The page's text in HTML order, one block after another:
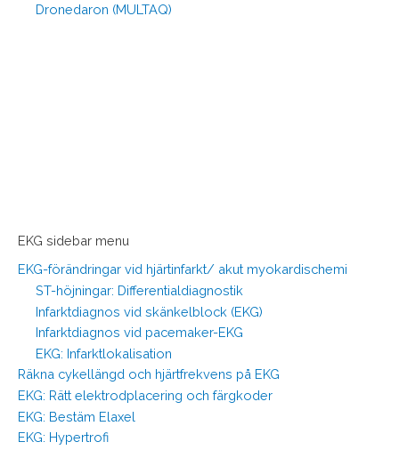
Dronedaron (MULTAQ)
EKG sidebar menu
EKG-förändringar vid hjärtinfarkt/ akut myokardischemi
ST-höjningar: Differentialdiagnostik
Infarktdiagnos vid skänkelblock (EKG)
Infarktdiagnos vid pacemaker-EKG
EKG: Infarktlokalisation
Räkna cykellängd och hjärtfrekvens på EKG
EKG: Rätt elektrodplacering och färgkoder
EKG: Bestäm Elaxel
EKG: Hypertrofi